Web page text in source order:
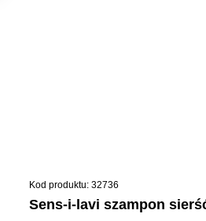
Kod produktu: 32736
sens-i-lavi szampon